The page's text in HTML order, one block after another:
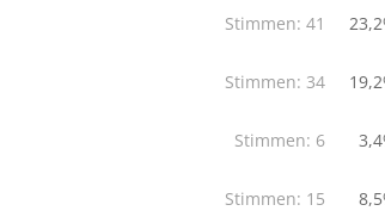
Stimmen: 41
Stimmen: 34
Stimmen: 6
Stimmen: 15